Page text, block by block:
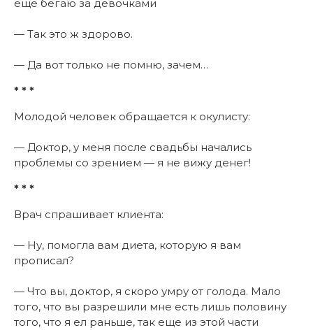
ещё бегаю за девочками
— Так это ж здорово.
— Да вот только не помню, зачем…
* * *
Молодой человек обращается к окулисту:
— Доктор, у меня после свадьбы начались
проблемы со зрением — я не вижу денег!
* * *
Врач спрашивает клиента:
— Ну, помогла вам диета, которую я вам
прописал?
— Что вы, доктор, я скоро умру от голода. Мало
того, что вы разрешили мне есть лишь половину
того, что я ел раньше, так еще из этой части